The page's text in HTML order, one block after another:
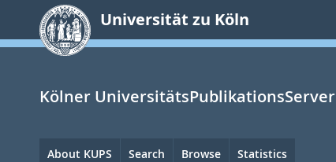
springen
Universität zu Köln
Kölner UniversitätsPublikationsServer
Hauptnavigation
About KUPS Search Browse Statistics